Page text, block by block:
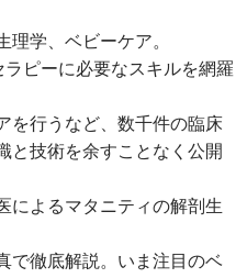
学、ベビーケア。
ラピーに必要なスキルを網羅
を行うなど、数千件の臨床
と技術を余すことなく公開
によるマタニティの解剖生
で徹底解説。いま注目のベ